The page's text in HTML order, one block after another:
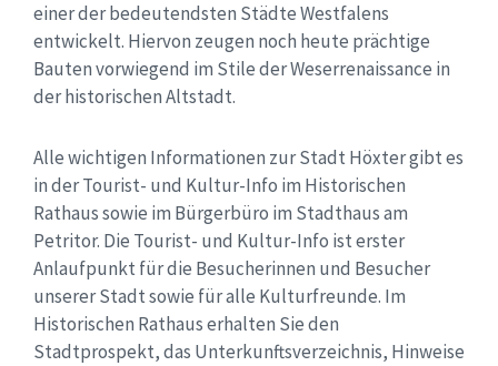
einer der bedeutendsten Städte Westfalens
entwickelt. Hiervon zeugen noch heute prächtige
Bauten vorwiegend im Stile der Weserrenaissance in
der historischen Altstadt.
Alle wichtigen Informationen zur Stadt Höxter gibt es
in der Tourist- und Kultur-Info im Historischen
Rathaus sowie im Bürgerbüro im Stadthaus am
Petritor. Die Tourist- und Kultur-Info ist erster
Anlaufpunkt für die Besucherinnen und Besucher
unserer Stadt sowie für alle Kulturfreunde. Im
Historischen Rathaus erhalten Sie den
Stadtprospekt, das Unterkunftsverzeichnis, Hinweise